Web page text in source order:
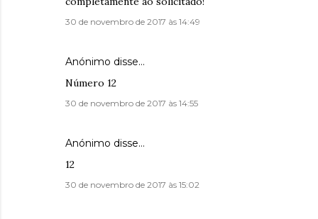
30 de novembro de 2017 às 14:49
Anónimo disse…
Número 12
30 de novembro de 2017 às 14:55
Anónimo disse…
12
30 de novembro de 2017 às 15:02